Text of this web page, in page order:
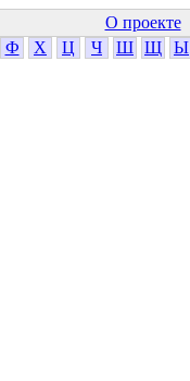
О проекте
Ф Х Ц Ч Ш Щ Ы